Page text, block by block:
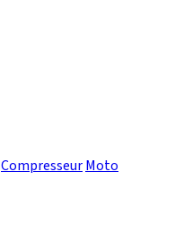
CompresseurMoto